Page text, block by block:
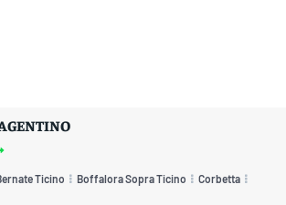
Ticino Boffalora Sopra Ticino Corbetta